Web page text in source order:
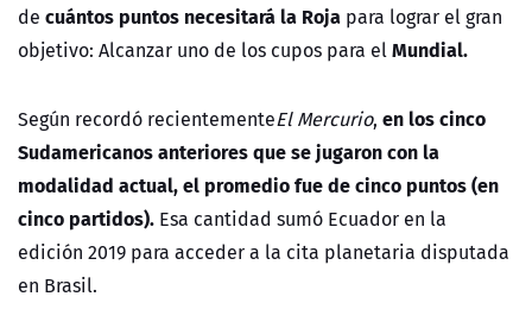
de cuántos puntos necesitará la Roja para lograr el gran
objetivo: Alcanzar uno de los cupos para elMundial.
Según recordó recientementeEl Mercurio, en los cinco
Sudamericanos anteriores que se jugaron con la
modalidad actual, el promedio fue de cinco puntos (en
cinco partidos). Esa cantidad sumó Ecuador en la
edición 2019 para acceder a la cita planetaria disputada
en Brasil.